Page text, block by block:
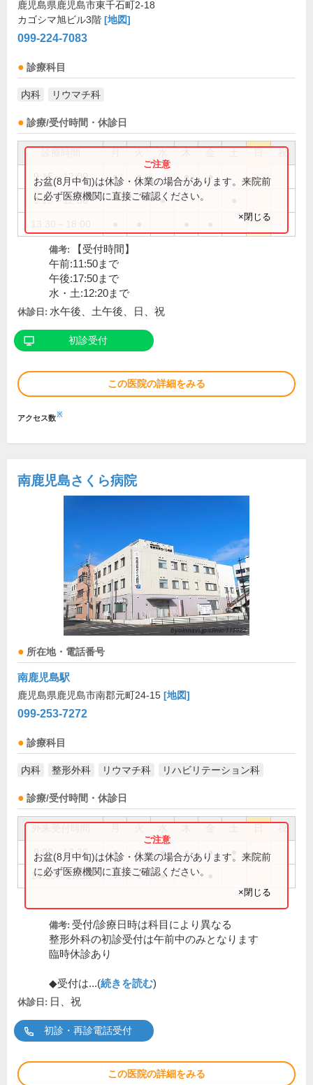
鹿児島県鹿児島市東千石町2-18
カゴシマ旭ビル3階 [地図]
099-224-7083
診療科目
内科 リウマチ科
診療/受付時間・休診日
祝
9:15～12:00 ● ● ● ●
9:15～12:30 ●
お盆(8月中旬)は休診・休業の場合があります。来院前
に必ず医療機関に直接ご確認ください。
×閉じる
備考:
【受付時間】
午前:11:50まで
午後:17:50まで
水・土:12:20まで
休診日: 水午後、土午後、日、祝
初診受付
この医院の詳細をみる
アクセス数※
南鹿児島さくら病院
所在地・電話番号
南鹿児島駅
鹿児島県鹿児島市南郡元町24-15 [地図]
099-253-7272
診療科目
内科 整形外科 リウマチ科 リハビリテーション科
診療/受付時間・休診日
祝
9:00～12:30 ● ● ● ● ●
14:30～17:30 ● ● ● ●
お盆(8月中旬)は休診・休業の場合があります。来院前
に必ず医療機関に直接ご確認ください。
×閉じる
備考: 受付/診療日時は科目により異なる
整形外科の初診受付は午前中のみとなります
臨時休診あり
◆受付は...(続きを読む)
休診日: 日、祝
初診・再診電話受付
この医院の詳細をみる